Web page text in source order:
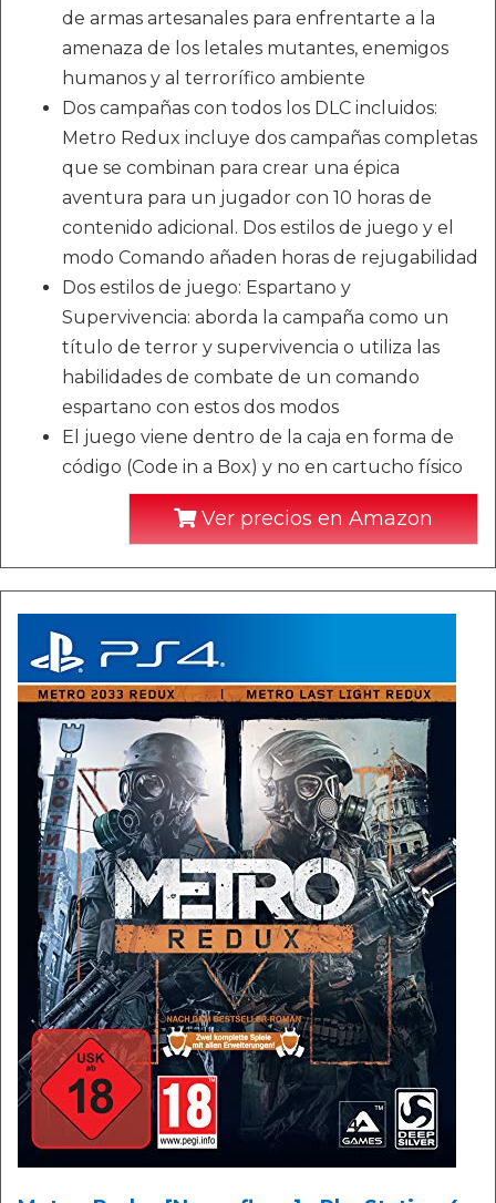
de armas artesanales para enfrentarte a la
amenaza de los letales mutantes, enemigos
humanos y al terrorífico ambiente
Dos campañas con todos los DLC incluidos:
Metro Redux incluye dos campañas completas
que se combinan para crear una épica
aventura para un jugador con 10 horas de
contenido adicional. Dos estilos de juego y el
modo Comando añaden horas de rejugabilidad
Dos estilos de juego: Espartano y
Supervivencia: aborda la campaña como un
título de terror y supervivencia o utiliza las
habilidades de combate de un comando
espartano con estos dos modos
El juego viene dentro de la caja en forma de
código (Code in a Box) y no en cartucho físico
Ver precios en Amazon